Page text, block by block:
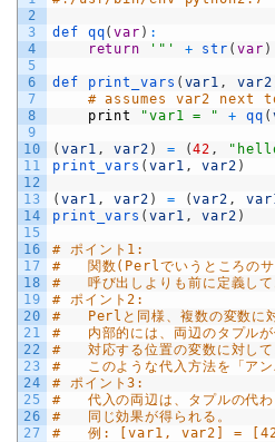
2
3
4
5
6
7
8
9
10
11
12
13
14
15
16
17
18
19
20
21
22
23
24
25
26
27
def qq(var ) :
return
'"' + str ( var )
def print_vars ( var1 , var2
# assumes var2 next
print
"var1 = " + qq (
( var1 , var2 ) = (42 ,
print_vars ( var1 , var2 )
( var1 , var2 ) = (var2 ,
print_vars ( var1 , var2 )
# ポイント1:
#   関数(Perlでいうところのサ
#   呼び出しよりも前に定義して
# ポイント2:
#   Perlと同様、複数の変数に
#   内部的には、両辺のタプルが
#   対応する位置の変数に対し
#   このような代入方法を「アン
# ポイント3:
#   代入の両辺は、タプルの代わ
#   同じ効果が得られる。
#   例: [var1, var2] =